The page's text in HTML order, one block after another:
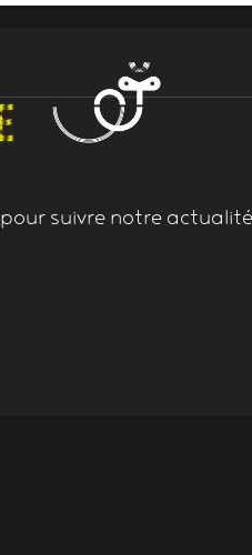
pour suivre notre